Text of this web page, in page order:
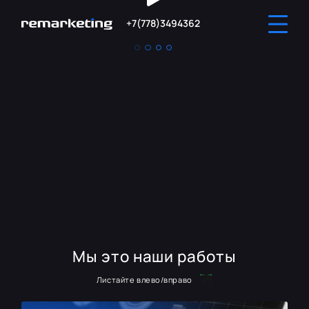
+7(778)3494362
Мы это наши работы
Листайте влево/вправо